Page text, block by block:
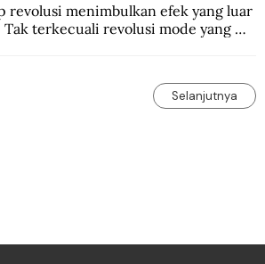
revolusi menimbulkan efek yang luar
Tak terkecuali revolusi mode yang
Selanjutnya